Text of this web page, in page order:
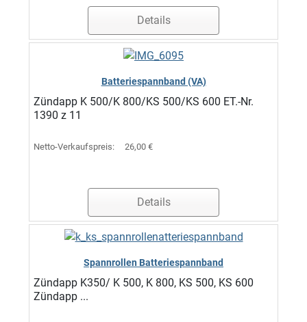
Details
Batteriespannband (VA)
Zündapp K 500/K 800/KS 500/KS 600 ET.-Nr.
1390 z 11
Netto-Verkaufspreis: 26,00 €
Details
Spannrollen Batteriespannband
Zündapp K350/ K 500, K 800, KS 500, KS 600
Zündapp ...